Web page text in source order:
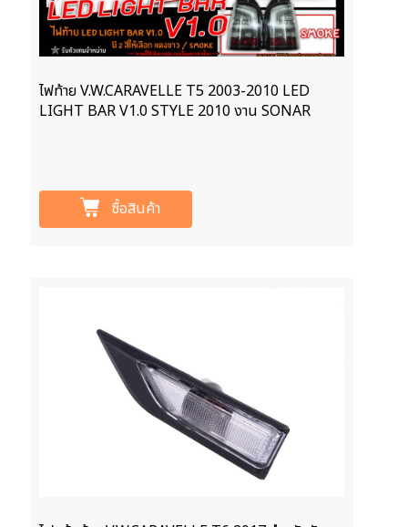
ไฟท้าย V.W.CARAVELLE T5 2003-2010 LED
LIGHT BAR V1.0 STYLE 2010 งาน SONAR
ซื้อสินค้า